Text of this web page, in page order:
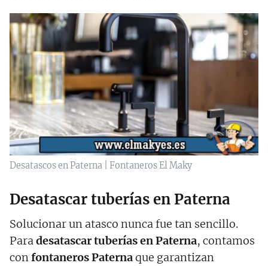
Desatascos en Paterna | Fontaneros El Maky
Desatascar tuberías en Paterna
Solucionar un atasco nunca fue tan sencillo.
Paradesatascar tuberías enPaterna, contamos
confontanerosPaternaque garantizan